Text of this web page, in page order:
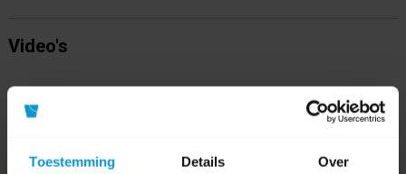
Toestemming Details Over
Video's